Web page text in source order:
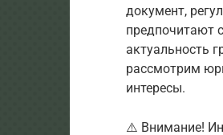
документ,
предпочитают
актуальность
рассмотрим
интересы.
⚠️ Внимание!